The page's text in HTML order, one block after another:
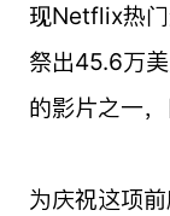
现Netflix热
祭出45.6万
的影片之一
为庆祝这项